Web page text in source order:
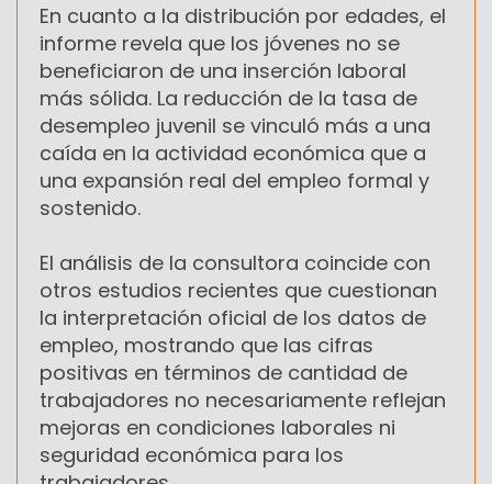
En cuanto a la distribución por edades, el
informe revela que los jóvenes no se
beneficiaron de una inserción laboral
más sólida. La reducción de la tasa de
desempleo juvenil se vinculó más a una
caída en la actividad económica que a
una expansión real del empleo formal y
sostenido.
El análisis de la consultora coincide con
otros estudios recientes que cuestionan
la interpretación oficial de los datos de
empleo, mostrando que las cifras
positivas en términos de cantidad de
trabajadores no necesariamente reflejan
mejoras en condiciones laborales ni
seguridad económica para los